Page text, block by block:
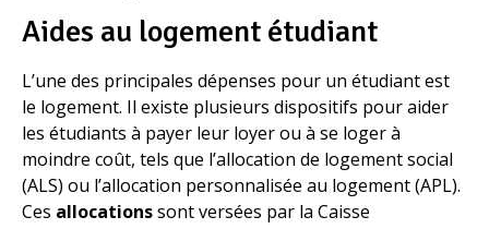
Aides au logement étudiant
L’une des principales dépenses pour un étudiant est
le logement. Il existe plusieurs dispositifs pour aider
les étudiants à payer leur loyer ou à se loger à
moindre coût, tels que l’allocation de logement social
(ALS) ou l’allocation personnalisée au logement (APL).
Ces allocationssont versées par la Caisse